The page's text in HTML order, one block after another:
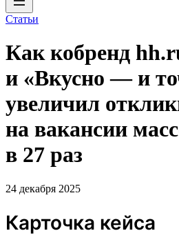
Статьи
Как кобренд
и «Вкусно — и
увеличил
на вакансии
в 27 раз
24 декабря 2025
Карточка кейса